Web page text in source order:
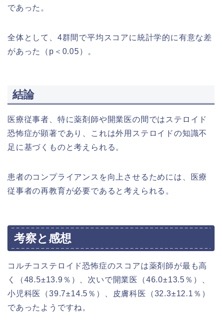
であった。
全体として、4群間で平均スコアに統計学的に有意な差
があった（p＜0.05）。
結論
医療従事者、特に薬剤師や開業医の間ではステロイド
恐怖症が顕著であり、これは外用ステロイドの知識不
足に基づくものと考えられる。
患者のコンプライアンスを向上させるためには、医療
従事者の再教育が必要であると考えられる。
考察と感想
コルチコステロイド恐怖症のスコアは薬剤師が最も高
く（48.5±13.9％）、次いで開業医（46.0±13.5％）、
小児科医（39.7±14.5％）、皮膚科医（32.3±12.1％）
であったようですね。